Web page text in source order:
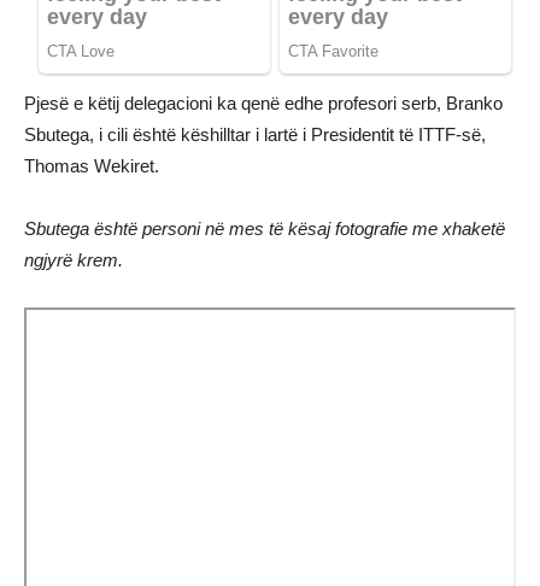
Pjesë e këtij delegacioni ka qenë edhe profesori serb, Branko
Sbutega, i cili është këshilltar i lartë i Presidentit të ITTF-së,
Thomas Wekiret.
Sbutega është personi në mes të kësaj fotografie me xhaketë
ngjyrë krem.